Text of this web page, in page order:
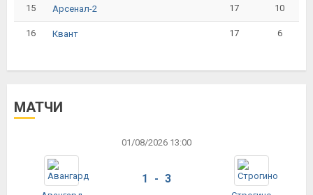
15 Арсенал-2 17 10
16 Квант 17 6
МАТЧИ
01/08/2026 13:00
1 - 3